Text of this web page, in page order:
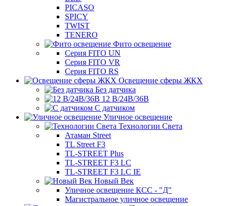
PICASO
SPICY
TWIST
TENERO
Фито освещение
Серия FITO UN
Серия FITO VR
Серия FITO RS
Освещение сферы ЖКХ
Без датчика
12 В/24В/36В
С датчиком
Уличное освещение
Технологии Света
Атаман Street
TL Street F3
TL-STREET Plus
TL-STREET F3 LC
TL-STREET F3 LC IE
Новый Век
Уличное освещение КСС - "Д"
Магистральное уличное освещение